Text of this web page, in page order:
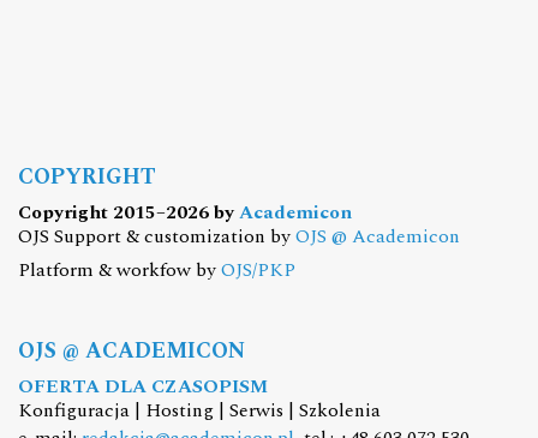
COPYRIGHT
Copyright 2015–2026 byAcademicon
OJS Support & customization byOJS @ Academicon
Platform & workfow byOJS/PKP
OJS @ ACADEMICON
OFERTA DLA CZASOPISM
Konfiguracja | Hosting | Serwis | Szkolenia